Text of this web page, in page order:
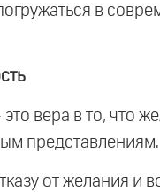
в
вера в то, что
представлениям.
от желания